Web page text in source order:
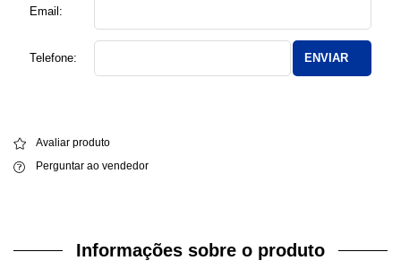
Email:
Telefone: ENVIAR
Avaliar produto
Perguntar ao vendedor
Informações sobre o produto